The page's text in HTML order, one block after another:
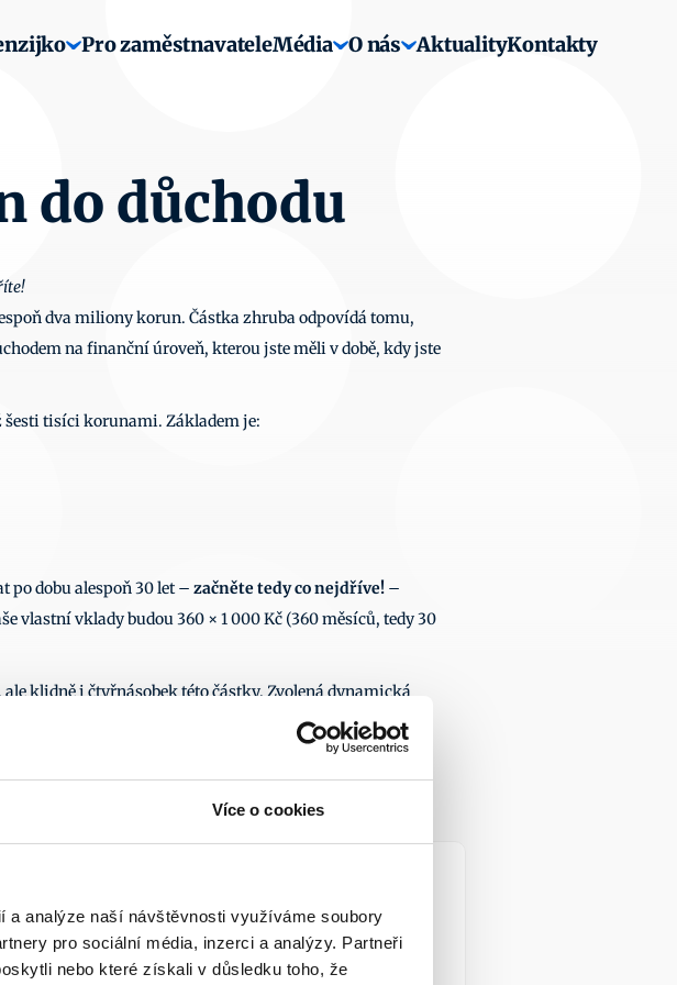
Více o cookies
a analýze naší návštěvnosti využíváme soubory
pro sociální média, inzerci a analýzy. Partneři
nebo které získali v důsledku toho, že
Pro zaměstnavateleMédia O nás AktualityKontakty
do důchodu
dva miliony korun. Částka zhruba odpovídá tomu,
na finanční úroveň, kterou jste měli v době, kdy jste
šesti tisíci korunami. Základem je:
po dobu alespoň 30 let – začněte tedy co nejdříve! –
vlastní vklady budou 360 × 1 000 Kč (360 měsíců, tedy 30
klidně i čtyřnásobek této částky. Zvolená dynamická
důchodu tedy více než šest tisíc. V porovnání s